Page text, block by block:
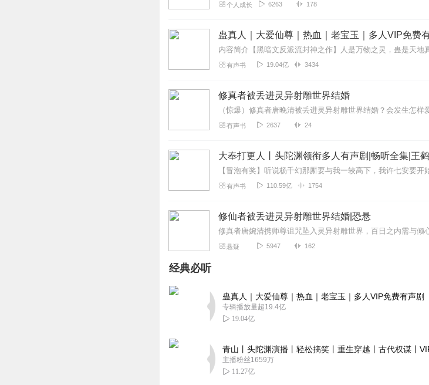
个人成长 6263 178
蛊真人｜大爱仙尊｜热血｜老宝玉｜多人VIP免费
有声书 19.04亿 3434
修真者被丢进灵异射雕世界结婚
（惊爆）修真者唐晚清被丢进灵异射雕世界结婚？会发生
有声书 2637 24
大奉打更人丨头陀渊领衔多人有声剧|畅听全集|王
有声书 110.59亿 1754
修仙者被丢进灵异射雕世界结婚|恐悬
悬疑 5947 162
经典必听
蛊真人｜大爱仙尊｜热血｜老宝玉｜多人VIP免费有声剧
专辑播放量超19.4亿
19.04亿
青山丨头陀渊演播丨轻松搞笑丨重生穿越丨古代权谋丨
主播粉丝1659万
11.27亿